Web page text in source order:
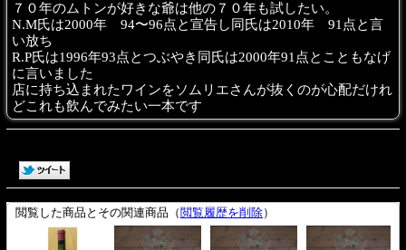
７０年のムトンが好きな爺は他の７０年も試したい。
N.M氏は2000年 94〜96点と宣告し同氏は2010年 91点と言
い放ち
R.P氏は1996年93点とつぶやき同氏は2000年91点とこともなげ
に言いました
店に持ち込まれたワインをソムリエさんが抜くのが心配だけれ
どこれも飲んでみたい一本です